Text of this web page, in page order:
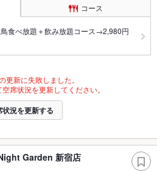
コース
鳥食べ放題＋飲み放題コース→2,980円
更新に失敗しました。
席状況を更新してください。
状況を更新する
Garden 新宿店